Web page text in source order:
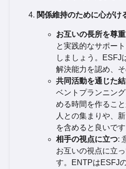
関係維持のために心がけ
お互いの長所を尊重
と実践的なサポー
しましょう。ESFJ
解決能力を認め、
共同活動を通じた
ベントプランニン
める時間を作るこ
人との集まりや、
を含めると良いです
相手の視点に立つ:
お互いの視点に立
す。ENTPはESFJ